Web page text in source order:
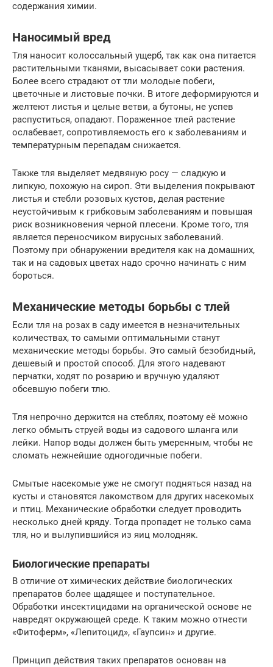
содержания химии.
Наносимый вред
Тля наносит колоссальный ущерб, так как она питается
растительными тканями, высасывает соки растения.
Более всего страдают от тли молодые побеги,
цветочные и листовые почки. В итоге деформируются и
желтеют листья и целые ветви, а бутоны, не успев
распуститься, опадают. Пораженное тлей растение
ослабевает, сопротивляемость его к заболеваниям и
температурным перепадам снижается.
Также тля выделяет медвяную росу — сладкую и
липкую, похожую на сироп. Эти выделения покрывают
листья и стебли розовых кустов, делая растение
неустойчивым к грибковым заболеваниям и повышая
риск возникновения черной плесени. Кроме того, тля
является переносчиком вирусных заболеваний.
Поэтому при обнаружении вредителя как на домашних,
так и на садовых цветах надо срочно начинать с ним
бороться.
Механические методы борьбы с тлей
Если тля на розах в саду имеется в незначительных
количествах, то самыми оптимальными станут
механические методы борьбы. Это самый безобидный,
дешевый и простой способ. Для этого надевают
перчатки, ходят по розарию и вручную удаляют
обсевшую побеги тлю.
Тля непрочно держится на стеблях, поэтому её можно
легко обмыть струей воды из садового шланга или
лейки. Напор воды должен быть умеренным, чтобы не
сломать нежнейшие одногодичные побеги.
Смытые насекомые уже не смогут подняться назад на
кусты и становятся лакомством для других насекомых
и птиц. Механические обработки следует проводить
несколько дней кряду. Тогда пропадет не только сама
тля, но и вылупившийся из яиц молодняк.
Биологические препараты
В отличие от химических действие биологических
препаратов более щадящее и поступательное.
Обработки инсектицидами на органической основе не
навредят окружающей среде. К таким можно отнести
«Фитоферм», «Лепитоцид», «Гаупсин» и другие.
Принцип действия таких препаратов основан на